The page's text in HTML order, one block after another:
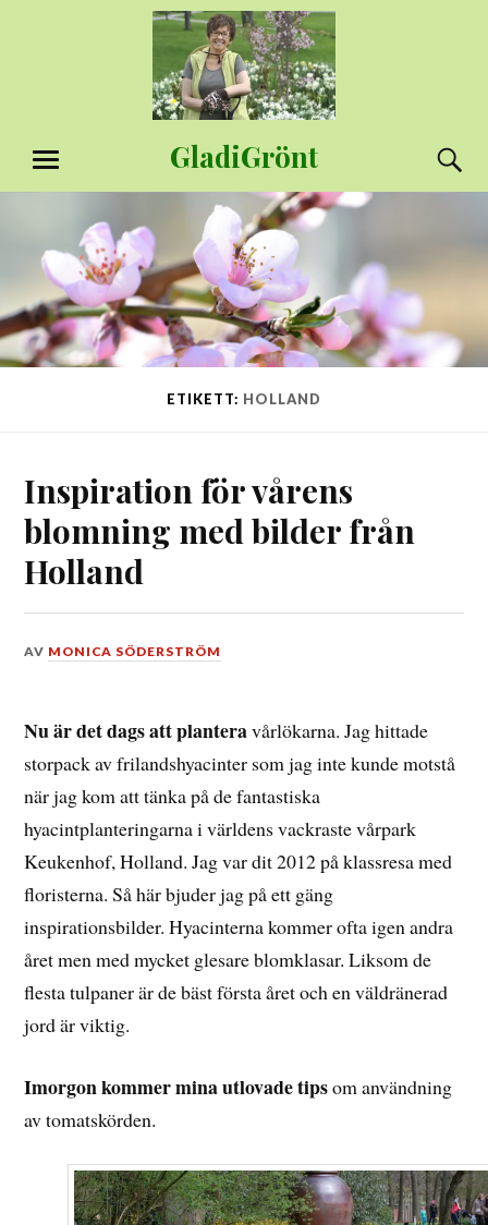
GladiGrönt
MENY
ETIKETT: HOLLAND
Inspiration för vårens
blomning med bilder från
Holland
DEN
2018
AV MONICA SÖDERSTRÖM
Nu är det dags att planteravårlökarna. Jag hittade
storpack av frilandshyacinter som jag inte kunde motstå
när jag kom att tänka på de fantastiska
hyacintplanteringarna i världens vackraste vårpark
Keukenhof, Holland. Jag var dit 2012 på klassresa med
floristerna. Så här bjuder jag på ett gäng
inspirationsbilder. Hyacinterna kommer ofta igen andra
året men med mycket glesare blomklasar. Liksom de
flesta tulpaner är de bäst första året och en väldränerad
jord är viktig.
Imorgon kommer mina utlovade tipsom användning
av tomatskörden.